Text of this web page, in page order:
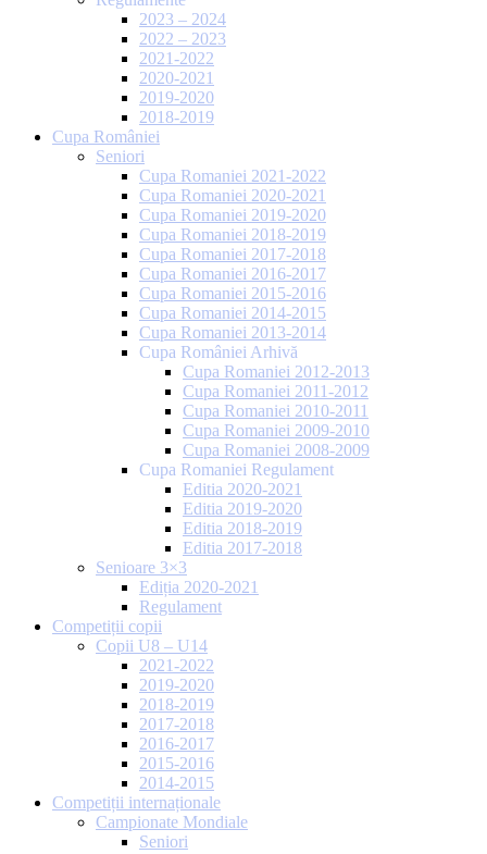
2023 – 2024
2022 – 2023
2021-2022
2020-2021
2019-2020
2018-2019
Cupa României
Seniori
Cupa Romaniei 2021-2022
Cupa Romaniei 2020-2021
Cupa Romaniei 2019-2020
Cupa Romaniei 2018-2019
Cupa Romaniei 2017-2018
Cupa Romaniei 2016-2017
Cupa Romaniei 2015-2016
Cupa Romaniei 2014-2015
Cupa Romaniei 2013-2014
Cupa României Arhivă
Cupa Romaniei 2012-2013
Cupa Romaniei 2011-2012
Cupa Romaniei 2010-2011
Cupa Romaniei 2009-2010
Cupa Romaniei 2008-2009
Cupa Romaniei Regulament
Editia 2020-2021
Editia 2019-2020
Editia 2018-2019
Editia 2017-2018
Senioare 3×3
Ediția 2020-2021
Regulament
Competiții copii
Copii U8 – U14
2021-2022
2019-2020
2018-2019
2017-2018
2016-2017
2015-2016
2014-2015
Competiții internaționale
Campionate Mondiale
Seniori